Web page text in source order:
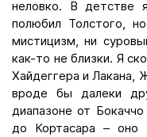
неловко. В детстве
полюбил Толстого,
мистицизм, ни
как-то не близки. Я
Хайдеггера и Лакана,
вроде бы далеки
диапазоне от
до Кортасара – оно